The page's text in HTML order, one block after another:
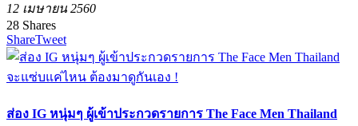
12 เมษายน 2560
28 Shares
ShareTweet
ส่อง IG หนุ่มๆ ผู้เข้าประกวดรายการ The Face Men Thailand